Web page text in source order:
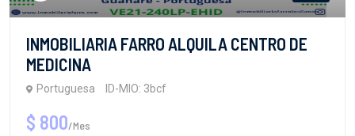
INMOBILIARIA FARRO ALQUILA CENTRO DE
MEDICINA
Portuguesa ID-MIO: 3bcf
$ 800/Mes